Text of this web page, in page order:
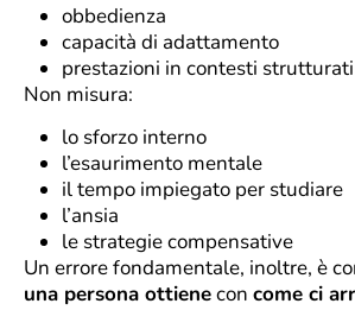
obbedienza
capacità di adattamento
prestazioni in contesti strutturati
Non misura:
lo sforzo interno
l’esaurimento mentale
il tempo impiegato per studiare
l’ansia
le strategie compensative
Un errore fondamentale, inoltre, è
una persona ottienecon come ci